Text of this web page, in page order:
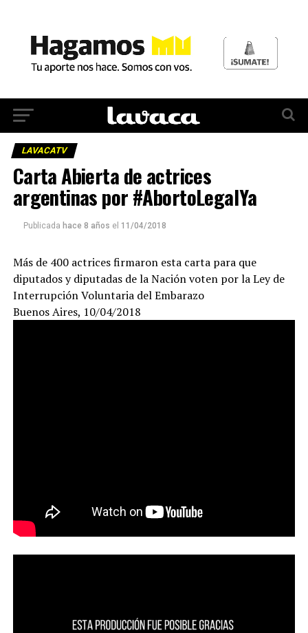
LAVACATV
Carta Abierta de actrices
argentinas por #AbortoLegalYa
Publicada hace 8 años el 11/04/2018
Más de 400 actrices firmaron esta carta para que
diputados y diputadas de la Nación voten por la Ley de
Interrupción Voluntaria del Embarazo
Buenos Aires, 10/04/2018